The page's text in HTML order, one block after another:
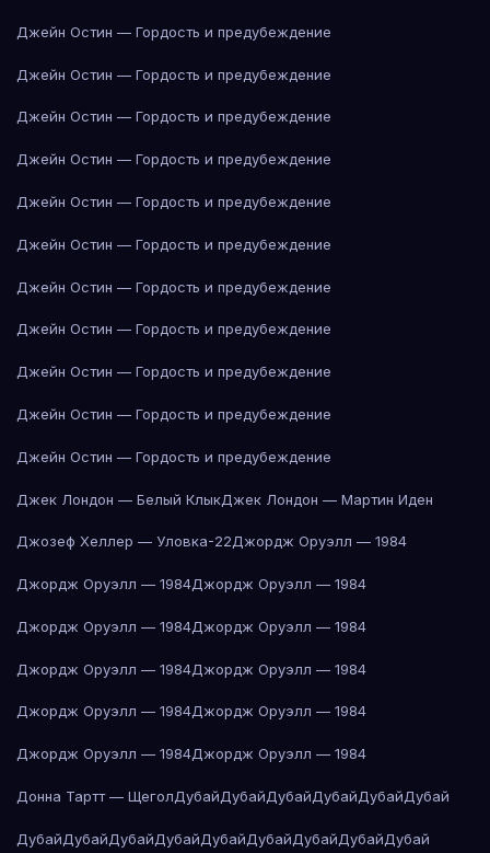
Джейн Остин — Гордость и предубеждение
Джейн Остин — Гордость и предубеждение
Джейн Остин — Гордость и предубеждение
Джейн Остин — Гордость и предубеждение
Джейн Остин — Гордость и предубеждение
Джейн Остин — Гордость и предубеждение
Джейн Остин — Гордость и предубеждение
Джейн Остин — Гордость и предубеждение
Джейн Остин — Гордость и предубеждение
Джейн Остин — Гордость и предубеждение
Джейн Остин — Гордость и предубеждение
Джек Лондон — Белый КлыкДжек Лондон — Мартин Иден
Джозеф Хеллер — Уловка-22Джордж Оруэлл — 1984
Джордж Оруэлл — 1984Джордж Оруэлл — 1984
Джордж Оруэлл — 1984Джордж Оруэлл — 1984
Джордж Оруэлл — 1984Джордж Оруэлл — 1984
Джордж Оруэлл — 1984Джордж Оруэлл — 1984
Джордж Оруэлл — 1984Джордж Оруэлл — 1984
Донна Тартт — ЩеголДубайДубайДубайДубайДубайДубай
ДубайДубайДубайДубайДубайДубайДубайДубайДубай